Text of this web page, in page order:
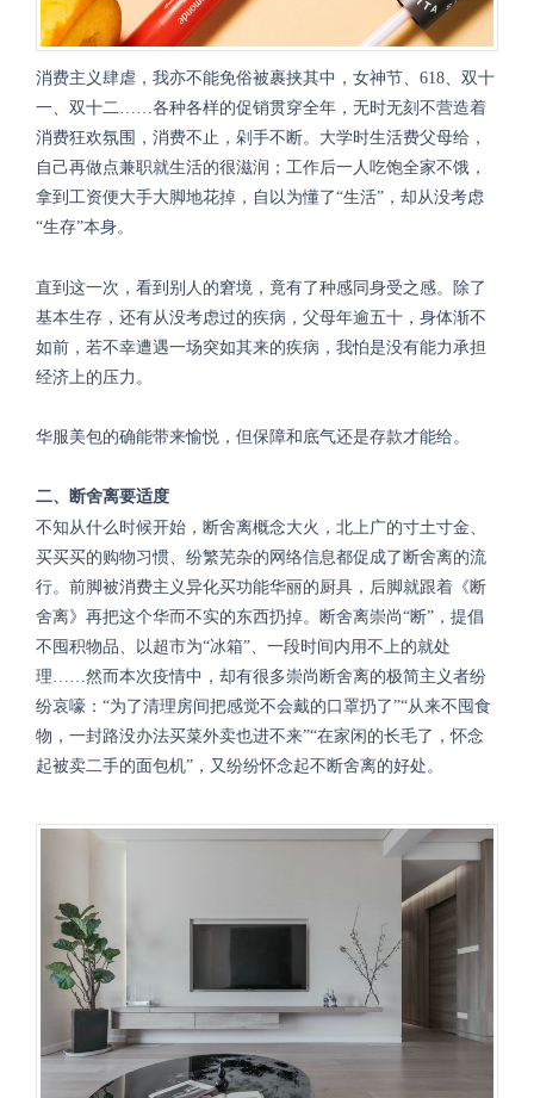
消费主义肆虐，我亦不能免俗被裹挟其中，女神节、 618、双十
一、双十二……各种各样的促销贯穿全年，无时无刻不营造着
消费狂欢氛围，消费不止，剁手不断。大学时生活费父母给，
自己再做点兼职就生活的很滋润；工作后一人吃饱全家不饿，
拿到工资便大手大脚地花掉，自以为懂了“生活”，却从没考虑
“生存”本身。
直到这一次，看到别人的窘境，竟有了种感同身受之感。除了
基本生存，还有从没考虑过的疾病，父母年逾五十，身体渐不
如前，若不幸遭遇一场突如其来的疾病，我怕是没有能力承担
经济上的压力。
华服美包的确能带来愉悦，但保障和底气还是存款才能给。
二、断舍离要适度
不知从什么时候开始，断舍离概念大火，北上广的寸土寸金、
买买买的购物习惯、纷繁芜杂的网络信息都促成了断舍离的流
行。前脚被消费主义异化买功能华丽的厨具，后脚就跟着《断
舍离》再把这个华而不实的东西扔掉。断舍离崇尚“断”，提倡
不囤积物品、以超市为“冰箱”、一段时间内用不上的就处
理……然而本次疫情中，却有很多崇尚断舍离的极简主义者纷
纷哀嚎：“为了清理房间把感觉不会戴的口罩扔了”“从来不囤食
物，一封路没办法买菜外卖也进不来”“在家闲的长毛了，怀念
起被卖二手的面包机”，又纷纷怀念起不断舍离的好处。